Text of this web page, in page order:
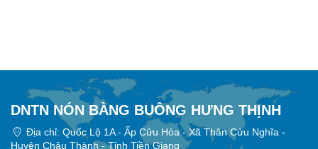
DNTN NÓN BÀNG BUÔNG HƯNG THỊNH
Địa chỉ: Quốc Lộ 1A - Ấp Cửu Hòa - Xã Thân Cửu Nghĩa -
Huyện Châu Thành - Tỉnh Tiền Giang